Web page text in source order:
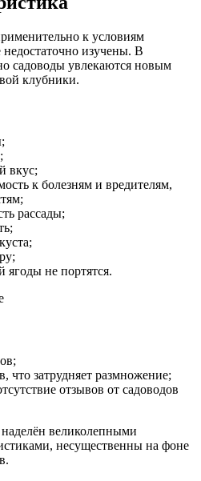
к условиям
изучены. В
садоводы увлекаются новым
клубники.
вкус;
к болезням и вредителям,
рассады;
ягоды не портятся.
что затрудняет размножение;
отзывов от садоводов
великолепными
несущественны на фоне